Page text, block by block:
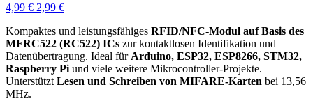
4,99€ Ursprünglicher
war:
4,99 €
2,99 €Aktueller
ist:
2,99 €.
Kompaktes und leistungsfähiges RFID/NFC-Modul auf Basis des
MFRC522 (RC522) ICs zur kontaktlosen Identifikation und
Datenübertragung. Ideal für Arduino, ESP32, ESP8266, STM32,
Raspberry Pi und viele weitere Mikrocontroller-Projekte.
Unterstützt Lesen und Schreiben von MIFARE-Karten bei 13,56
MHz.